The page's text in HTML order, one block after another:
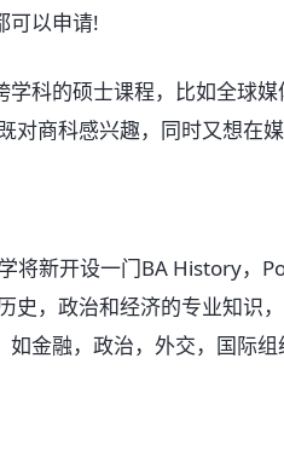
可以申请!
科的硕士课程，比如全球媒
商科感兴趣，同时又想在媒
新开设一门BA History，
史，政治和经济的专业知识
金融，政治，外交，国际组